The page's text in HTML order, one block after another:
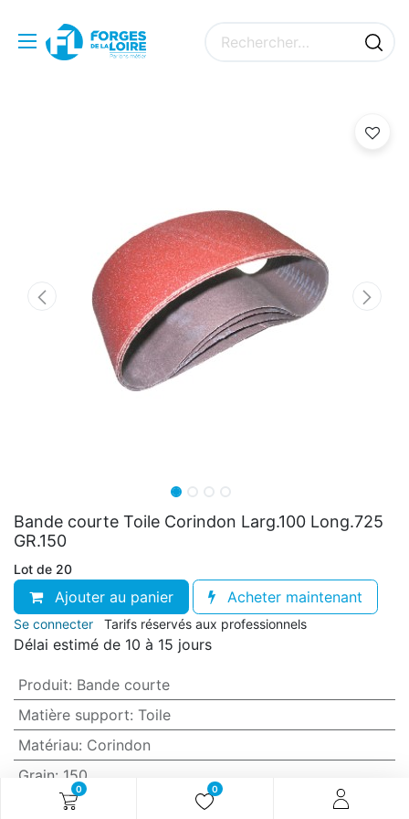
0 0
Bande courte Toile Corindon Larg.100 Long.725
GR.150
Lot de 20
Ajouter au panier Acheter maintenant
Se connecter Tarifs réservés aux professionnels
Délai estimé de 10 à 15 jours
Produit: Bande courte
Matière support: Toile
Matériau: Corindon
Grain: 150
Anti-encrassement
Non (standard)